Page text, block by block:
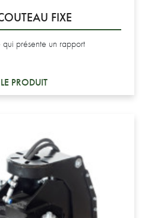
FIXE
présente un rapport
PRODUIT